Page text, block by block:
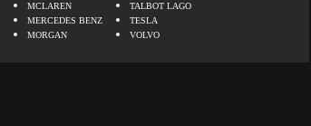
MCLAREN
MERCEDES BENZ
MORGAN
TALBOT LAGO
TESLA
VOLVO